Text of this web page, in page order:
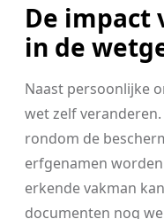
De impact
in de
Naast persoonlijke
wet zelf
rondom de
erfgenamen
erkende vakman
documenten nog